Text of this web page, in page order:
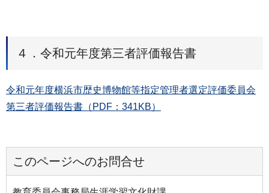
４．令和元年度第三者評価報告書
令和元年度横浜市歴史博物館等指定管理者選定評価委員会
第三者評価報告書（PDF：341KB）
このページへのお問合せ